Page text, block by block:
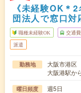
《未経験OK＊
団法人で窓口
職種未経験OK 交通
派遣
勤務地
大阪市港区
大阪港駅か
曜日頻度 週5日